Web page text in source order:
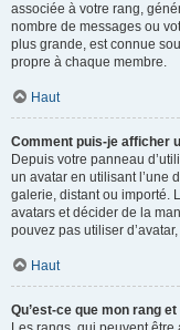
associée à votre rang,
nombre de messages ou
plus grande, est connue
propre à chaque membre.
Haut
Comment puis-je afficher
Depuis votre panneau
un avatar en utilisant l’une
galerie, distant ou importé.
avatars et décider de la
pouvez pas utiliser
Haut
Qu’est-ce que mon rang